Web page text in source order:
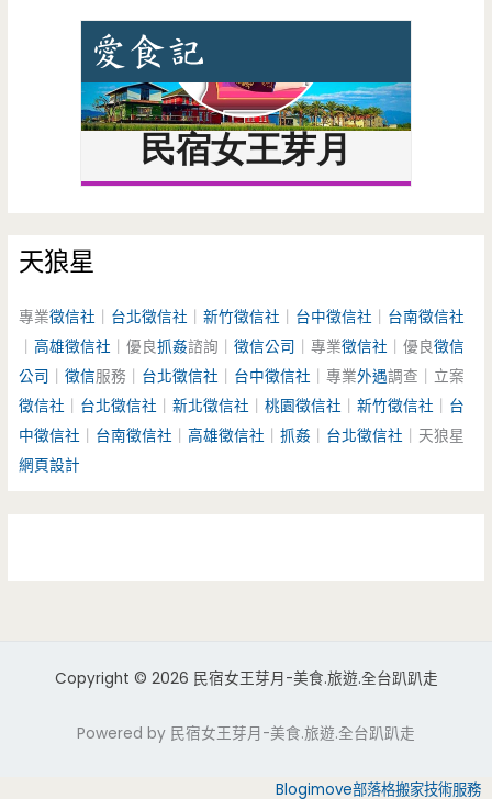
天狼星
專業徵信社 台北徵信社 ｜新竹徵信社 台中徵信社
台南徵信社
｜高雄徵信社 ｜優良抓姦諮詢｜徵信公司 ｜專業徵信社 ｜優良徵信
公司
｜徵信服務｜ 台北徵信社 台中徵信社 ｜專業外遇調查｜立案
徵信社
台北徵信社 ｜新北徵信社 ｜桃園徵信社 ｜新竹徵信社
台
中徵信社
台南徵信社 ｜高雄徵信社 ｜抓姦 台北徵信社 ｜天狼星
網頁設計
Copyright © 2026 民宿女王芽月-美食.旅遊.全台趴趴走
Powered by 民宿女王芽月-美食.旅遊.全台趴趴走
Blogimove部落格搬家技術服務